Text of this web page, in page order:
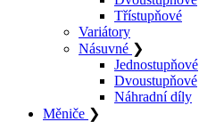
Třístupňové
Variátory
Násuvné ❯
Jednostupňové
Dvoustupňové
Náhradní díly
Měniče ❯